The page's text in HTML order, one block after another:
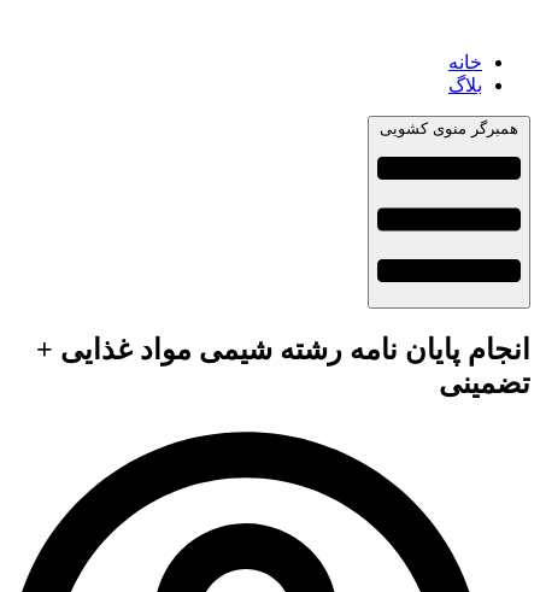
خانه
بلاگ
همبرگر منوی کشویی
انجام پایان نامه رشته شیمی مواد غذایی +
تضمینی